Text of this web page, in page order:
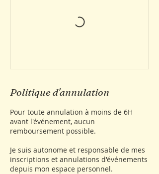
Politique d'annulation
Pour toute annulation à moins de 6H
avant l'événement, aucun
remboursement possible.
Je suis autonome et responsable de mes
inscriptions et annulations d'événements
depuis mon espace personnel.